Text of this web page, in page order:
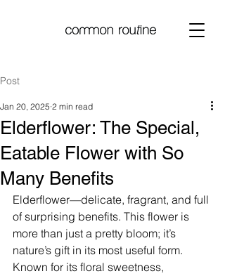
Post
Elderflower: The Special,
Eatable Flower with So
Many Benefits
Jan 20, 2025 2 min read
Elderflower—delicate, fragrant, and full
of surprising benefits. This flower is
more than just a pretty bloom; it’s
nature’s gift in its most useful form.
Known for its floral sweetness,